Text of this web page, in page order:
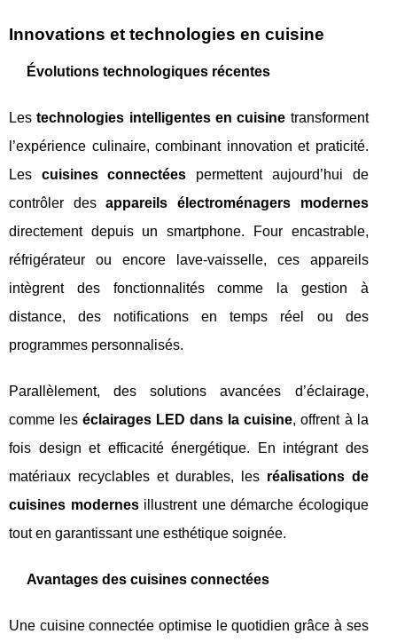
Innovations et technologies en cuisine
Évolutions technologiques récentes
Lestechnologies intelligentes en cuisine transforment
l’expérience culinaire, combinant innovation et praticité.
Les cuisines connectées permettent aujourd’hui de
contrôler desappareils électroménagers modernes
directement depuis un smartphone. Four encastrable,
réfrigérateur ou encore lave-vaisselle, ces appareils
intègrent des fonctionnalités comme la gestion à
distance, des notifications en temps réel ou des
programmes personnalisés.
Parallèlement, des solutions avancées d’éclairage,
comme leséclairages LED dans la cuisine, offrent à la
fois design et efficacité énergétique. En intégrant des
matériaux recyclables et durables, les réalisations de
cuisines modernesillustrent une démarche écologique
tout en garantissant une esthétique soignée.
Avantages des cuisines connectées
Une cuisine connectée optimise le quotidien grâce à ses